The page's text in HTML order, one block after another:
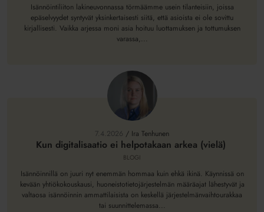
Isännöintiliiton lakineuvonnassa törmäämme usein tilanteisiin, joissa
epäselvyydet syntyvät yksinkertaisesti siitä, että asioista ei ole sovittu
kirjallisesti. Vaikka arjessa moni asia hoituu luottamuksen ja tottumuksen
varassa,...
helpotakaan
(vielä)
7.4.2026 / Ira Tenhunen
Kun digitalisaatio ei helpotakaan arkea (vielä)
BLOGI
Isännöinnillä on juuri nyt enemmän hommaa kuin ehkä ikinä. Käynnissä on
kevään yhtiökokouskausi, huoneistotietojärjestelmän määräajat lähestyvät ja
valtaosa isännöinnin ammattilaisista on keskellä järjestelmänvaihtourakkaa
tai suunnittelemassa...